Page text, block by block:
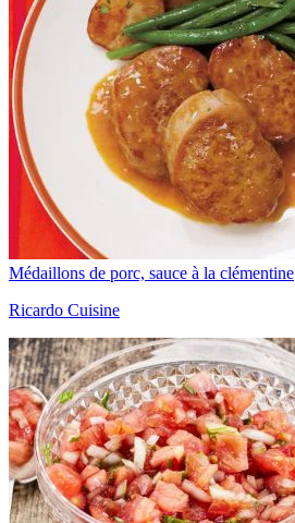
Médaillons de porc, sauce à la clémentine
Ricardo Cuisine